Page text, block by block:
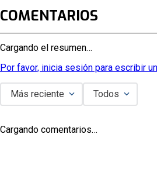
COMENTARIOS
Cargando el resumen…
Por favor, inicia sesión para escribir
Más reciente Todos
Cargando comentarios…